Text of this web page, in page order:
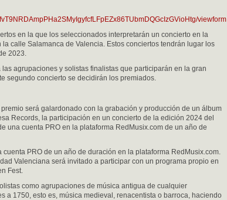
viewform
en la que los seleccionados interpretarán un concierto en la
calle Salamanca de Valencia. Estos conciertos tendrán lugar los
2023.
agrupaciones y solistas finalistas que participarán en la gran
segundo concierto se decidirán los premiados.
será galardonado con la grabación y producción de un álbum
Records, la participación en un concierto de la edición 2024 del
una cuenta PRO en la plataforma RedMusix.com de un año de
PRO de un año de duración en la plataforma RedMusix.com.
Valenciana será invitado a participar con un programa propio en
Fest.
como agrupaciones de música antigua de cualquier
a 1750, esto es, música medieval, renacentista o barroca, haciendo